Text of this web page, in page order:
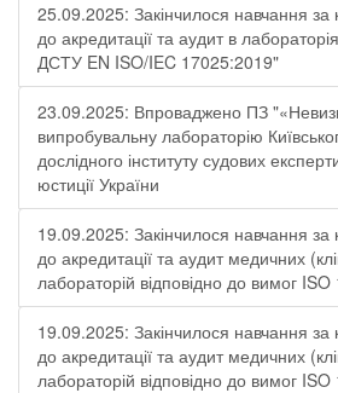
25.09.2025: Закінчилося навчання за
до акредитації та аудит в
ДСТУ EN ISO/IEC 17025:2019"
23.09.2025: Впроваджено ПЗ
випробувальну лабораторію
дослідного інституту судових
юстиції України
19.09.2025: Закінчилося навчання за
до акредитації та аудит медичних
лабораторій відповідно до вимог
19.09.2025: Закінчилося навчання за
до акредитації та аудит медичних
лабораторій відповідно до вимог